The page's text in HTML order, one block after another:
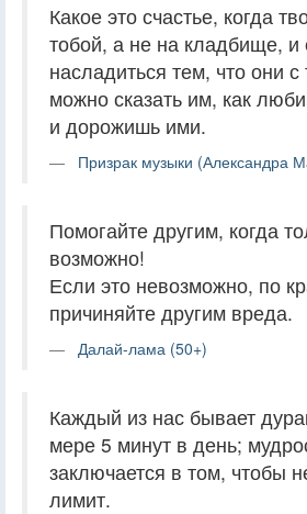
Какое это счастье, когда
тобой, а не на кладбище,
насладиться тем, что они
можно сказать им, как
и дорожишь ими.
Призрак музыки (Александра
Помогайте другим, когда
возможно!
Если это невозможно, по
причиняйте другим вреда.
Далай-лама (50+)
Каждый из нас бывает
мере 5 минут в день;
заключается в том, чтобы
лимит.